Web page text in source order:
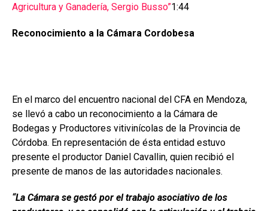
Agricultura y Ganadería, Sergio Busso”1:44
Reconocimiento a la Cámara Cordobesa
En el marco del encuentro nacional del CFA en Mendoza,
se llevó a cabo un reconocimiento a la Cámara de
Bodegas y Productores vitivinícolas de la Provincia de
Córdoba. En representación de ésta entidad estuvo
presente el productor Daniel Cavallin, quien recibió el
presente de manos de las autoridades nacionales.
“La Cámara se gestó por el trabajo asociativo de los